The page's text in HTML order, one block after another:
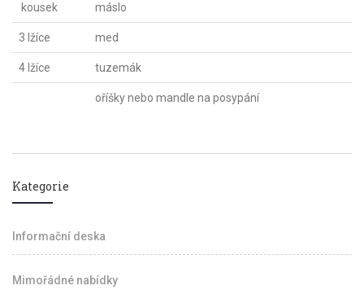
kousek máslo
3 lžíce med
4 lžíce tuzemák
oříšky nebo mandle na posypání
Kategorie
Informační deska
Mimořádné nabídky